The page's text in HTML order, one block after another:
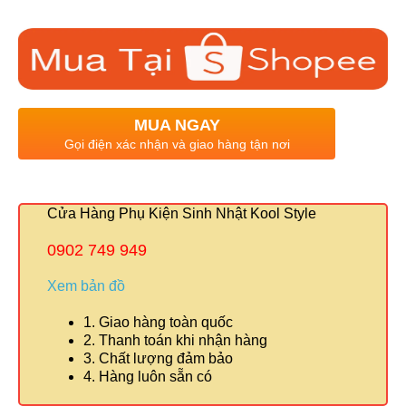
MUA NGAY
Gọi điện xác nhận và giao hàng tận nơi
Cửa Hàng Phụ Kiện Sinh Nhật Kool Style
0902 749 949
Xem bản đồ
1. Giao hàng toàn quốc
2. Thanh toán khi nhận hàng
3. Chất lượng đảm bảo
4. Hàng luôn sẵn có